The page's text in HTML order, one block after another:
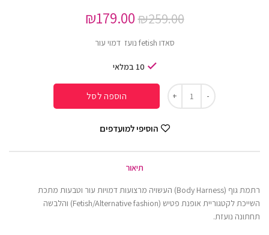
₪259.00
₪179.00
סאדו fetish נועז דמוי עור
10 במלאי
הוספה לסל
הוסיפי למועדפים
תיאור
רתמת גוף (Body Harness) העשויה מרצועות דמויות עור וטבעות מתכת
השייכת לקטגוריית אופנת פטיש (Fetish/Alternative fashion) והלבשה
תחתונה נועזת.